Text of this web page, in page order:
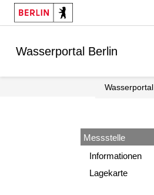
Springe zur Navigation
Springe zum Inhalt
Wasserportal Berlin
Wasserportal
Messstelle
Informationen
Lagekarte